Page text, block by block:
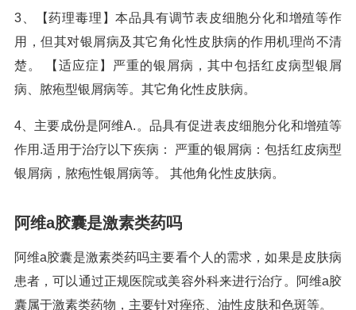
3、【药理毒理】本品具有调节表皮细胞分化和增殖等作
用，但其对银屑病及其它角化性皮肤病的作用机理尚不清
楚。 【适应症】严重的银屑病，其中包括红皮病型银屑
病、脓疱型银屑病等。其它角化性皮肤病。
4、主要成份是阿维A.。品具有促进表皮细胞分化和增殖等
作用.适用于治疗以下疾病： 严重的银屑病：包括红皮病型
银屑病，脓疱性银屑病等。 其他角化性皮肤病。
阿维a胶囊是激素类药吗
阿维a胶囊是激素类药吗主要看个人的需求，如果是皮肤病
患者，可以通过正规医院或美容外科来进行治疗。阿维a胶
囊属于激素类药物，主要针对痤疮、油性皮肤和色斑等。